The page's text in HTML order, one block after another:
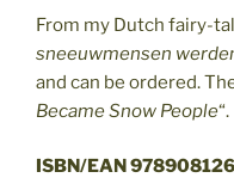
From my Dutch fairy-
sneeuwmensen
and can be ordered.
Became Snow People“.
ISBN/EAN